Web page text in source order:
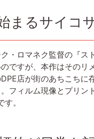
まるサイコ
・ロマネク監督の『
ですが、本作はその
店が街のあちこち
フィルム現像とプリ
。